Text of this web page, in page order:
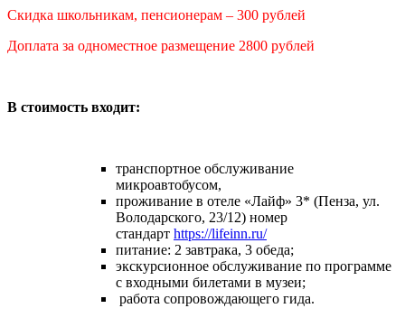
Скидка школьникам, пенсионерам – 300 рублей
Доплата за одноместное размещение 2800 рублей
В стоимость входит:
транспортное обслуживание
микроавтобусом,
проживание в отеле «Лайф» 3* (Пенза, ул.
Володарского, 23/12) номер
стандарт https://lifeinn.ru/
питание: 2 завтрака, 3 обеда;
экскурсионное обслуживание по программе
с входными билетами в музеи;
работа сопровождающего гида.